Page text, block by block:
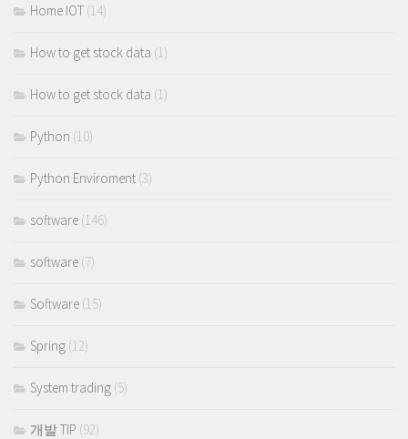
Home IOT (14)
How to get stock data (1)
How to get stock data (1)
Python (10)
Python Enviroment (3)
software (146)
software (7)
Software (15)
Spring (12)
System trading (5)
개발 TIP (92)